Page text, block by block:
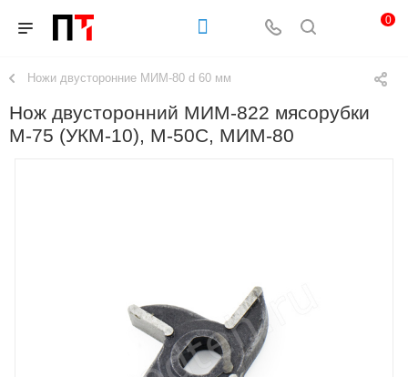
0
Ножи двусторонние МИМ-80 d 60 мм
Нож двусторонний МИМ-822 мясорубки
М-75 (УКМ-10), М-50С, МИМ-80